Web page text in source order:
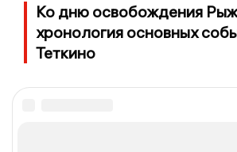
Ко дню освобождения
хронология основных
Теткино